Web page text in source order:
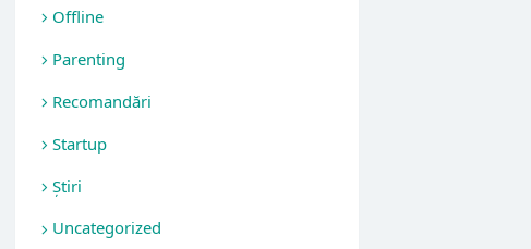
Offline
Parenting
Recomandări
Startup
Știri
Uncategorized